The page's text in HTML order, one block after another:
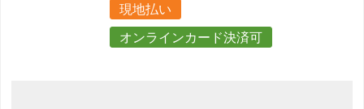
現地払い
オンラインカード決済可